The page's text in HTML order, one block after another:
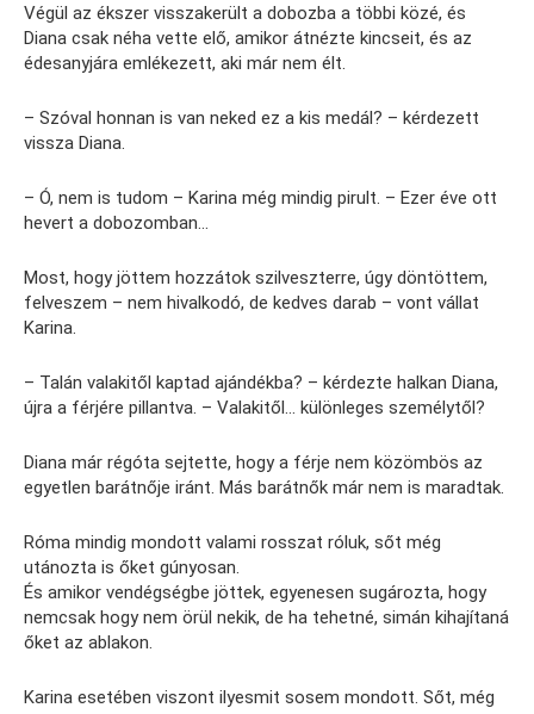
Végül az ékszer visszakerült a dobozba a többi közé, és
Diana csak néha vette elő, amikor átnézte kincseit, és az
édesanyjára emlékezett, aki már nem élt.
– Szóval honnan is van neked ez a kis medál? – kérdezett
vissza Diana.
– Ó, nem is tudom – Karina még mindig pirult. – Ezer éve ott
hevert a dobozomban…
Most, hogy jöttem hozzátok szilveszterre, úgy döntöttem,
felveszem – nem hivalkodó, de kedves darab – vont vállat
Karina.
– Talán valakitől kaptad ajándékba? – kérdezte halkan Diana,
újra a férjére pillantva. – Valakitől… különleges személytől?
Diana már régóta sejtette, hogy a férje nem közömbös az
egyetlen barátnője iránt. Más barátnők már nem is maradtak.
Róma mindig mondott valami rosszat róluk, sőt még
utánozta is őket gúnyosan.
És amikor vendégségbe jöttek, egyenesen sugározta, hogy
nemcsak hogy nem örül nekik, de ha tehetné, simán kihajítaná
őket az ablakon.
Karina esetében viszont ilyesmit sosem mondott. Sőt, még